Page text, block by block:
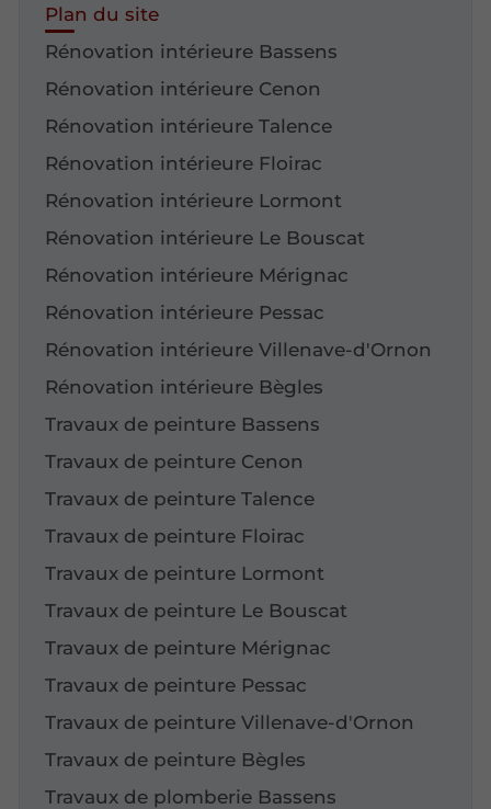
Plan du site
Rénovation intérieure Bassens
Rénovation intérieure Cenon
Rénovation intérieure Talence
Rénovation intérieure Floirac
Rénovation intérieure Lormont
Rénovation intérieure Le Bouscat
Rénovation intérieure Mérignac
Rénovation intérieure Pessac
Rénovation intérieure Villenave-d'Ornon
Rénovation intérieure Bègles
Travaux de peinture Bassens
Travaux de peinture Cenon
Travaux de peinture Talence
Travaux de peinture Floirac
Travaux de peinture Lormont
Travaux de peinture Le Bouscat
Travaux de peinture Mérignac
Travaux de peinture Pessac
Travaux de peinture Villenave-d'Ornon
Travaux de peinture Bègles
Travaux de plomberie Bassens